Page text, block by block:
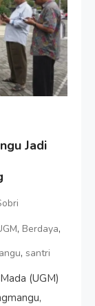
Jadi
, Berdaya,
, santri
(UGM)